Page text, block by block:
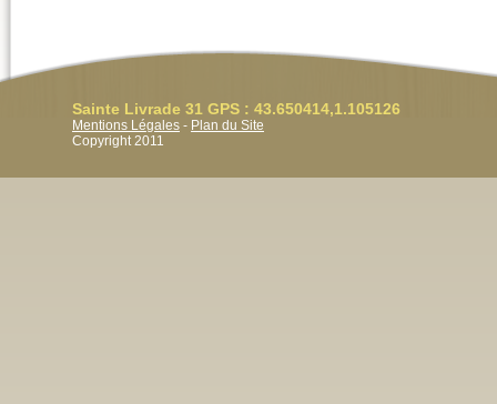
Sainte Livrade 31 GPS : 43.650414,1.105126
Mentions Légales - Plan du Site
Copyright 2011